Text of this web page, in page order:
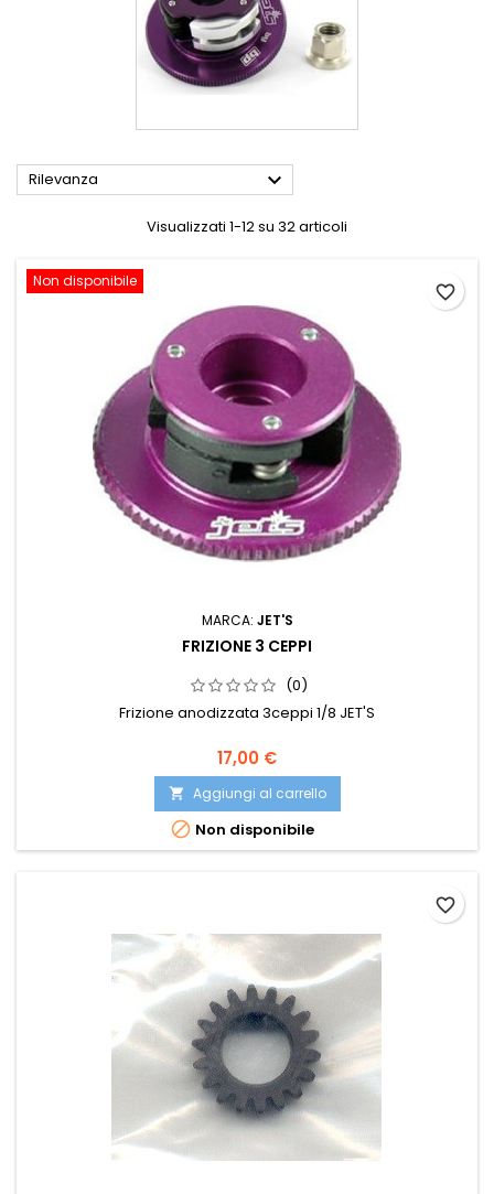
Rilevanza 
Visualizzati 1-12 su 32 articoli
Non disponibile
MARCA: JET'S
FRIZIONE 3 CEPPI
(0)
Frizione anodizzata 3ceppi 1/8 JET'S
17,00 €
 Aggiungi al carrello
 Non disponibile
favorite_border
favorite_border